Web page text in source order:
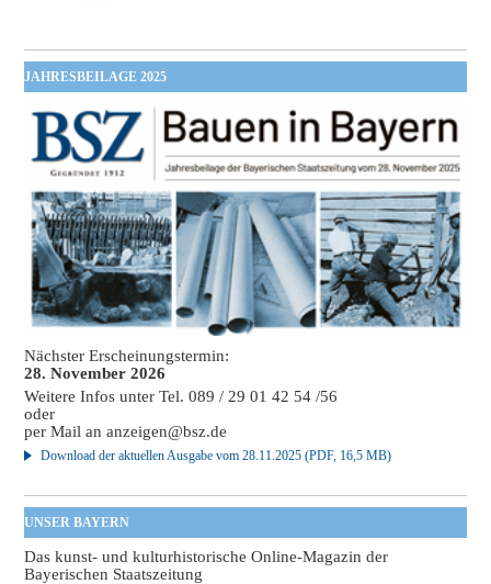
JAHRESBEILAGE 2025
Nächster Erscheinungstermin:
28. November 2026
Weitere Infos unter Tel. 089 / 29 01 42 54 /56
oder
per Mail ananzeigen@bsz.de
Download der aktuellen Ausgabe vom 28.11.2025 (PDF, 16,5 MB)
UNSER BAYERN
Das kunst- und kulturhistorische Online-Magazin der
Bayerischen Staatszeitung